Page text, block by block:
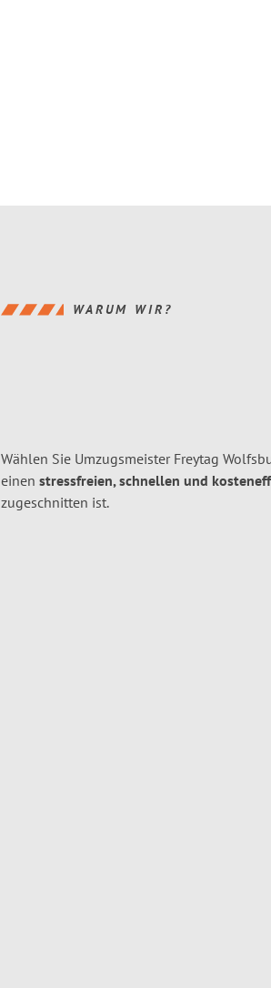
WARUM WIR?
Wählen Sie Umzugsmeister Freytag
einen stressfreien, schnellen und
zugeschnitten ist.